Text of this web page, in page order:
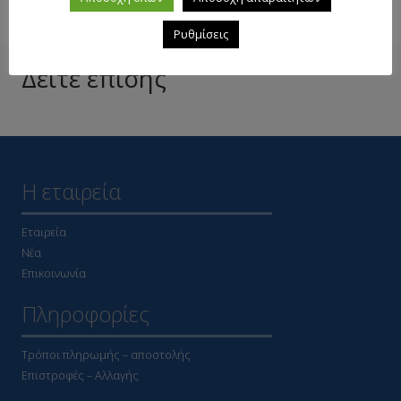
Δείτε επίσης
Η εταιρεία
Εταιρεία
Νέα
Επικοινωνία
Πληροφορίες
Τρόποι πληρωμής – αποστολής
Επιστροφές – Αλλαγής
Ρυθμίσεις